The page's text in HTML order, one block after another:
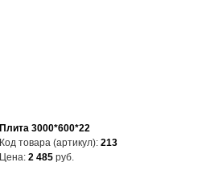
Плита 3000*600*22
Код товара (артикул): 213
Цена: 2 485 руб.